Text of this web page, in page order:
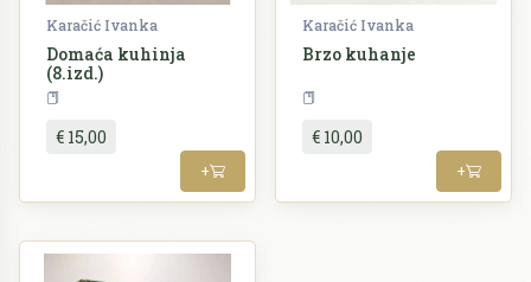
Karačić Ivanka
Domaća kuhinja
(8.izd.)
€ 15,00
+
Karačić Ivanka
Brzo kuhanje
€ 10,00
+